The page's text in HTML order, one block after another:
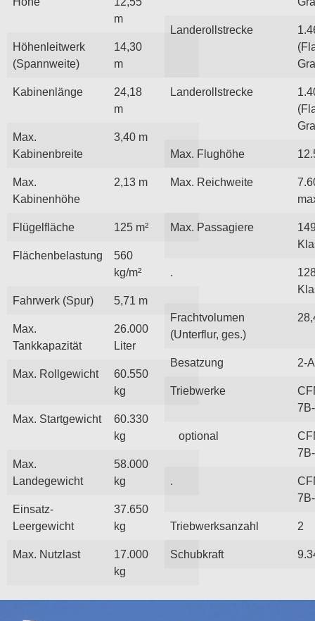
m
Höhenleitwerk
(Spannweite)
14,30
m
Kabinenlänge
24,18
m
Max.
Kabinenbreite
3,40 m
Max.
Kabinenhöhe
2,13 m
Flügelfläche 125 m²
Flächenbelastung
560
kg/m²
Fahrwerk (Spur) 5,71 m
Max.
Tankkapazität
26.000
Liter
Max. Rollgewicht
60.550
kg
Max. Startgewicht
60.330
kg
Max.
Landegewicht
58.000
kg
Einsatz-
Leergewicht
37.650
kg
Max. Nutzlast
17.000
kg
Landerollstrecke
Landerollstrecke
Max. Flughöhe
Max. Reichweite
Max. Passagiere
.
Frachtvolumen
(Unterflur, ges.)
Besatzung 2-
Triebwerke
optional
.
Triebwerksanzahl 2
Schubkraft